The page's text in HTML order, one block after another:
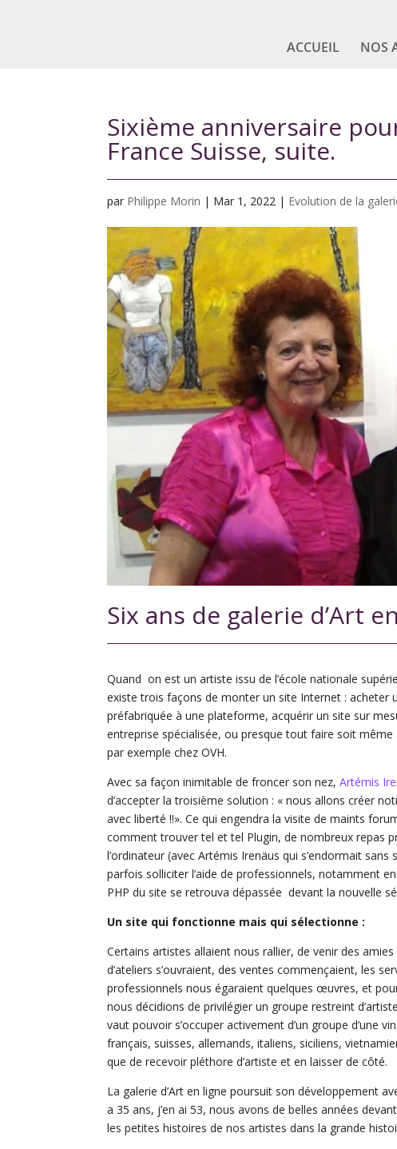
ACCUEIL NOS
Sixième anniversaire
France Suisse, suite.
par Philippe Morin | Mar 1, 2022 | Evolution de la
Six ans de galerie d’Art
Quand on est un artiste issu de l’école nationale
existe trois façons de monter un site Internet : acheter
préfabriquée à une plateforme, acquérir un site sur
entreprise spécialisée, ou presque tout faire soit même
par exemple chez OVH.
Avec sa façon inimitable de froncer son nez,Artémis
d’accepter la troisième solution : « nous allons créer
avec liberté !!». Ce qui engendra la visite de maints
comment trouver tel et tel Plugin, de nombreux repas
l’ordinateur (avec Artémis Irenäus qui s’endormait sans
parfois solliciter l’aide de professionnels, notamment
PHP du site se retrouva dépassée devant la nouvelle
Un site qui fonctionne mais qui sélectionne :
Certains artistes allaient nous rallier, de venir des
d’ateliers s’ouvraient, des ventes commençaient, les
professionnels nous égaraient quelques œuvres, et
nous décidions de privilégier un groupe restreint
vaut pouvoir s’occuper activement d’un groupe d’une
français, suisses, allemands, italiens, siciliens,
que de recevoir pléthore d’artiste et en laisser de côté.
La galerie d’Art en ligne poursuit son développement
a 35 ans, j’en ai 53, nous avons de belles années
les petites histoires de nos artistes dans la grande